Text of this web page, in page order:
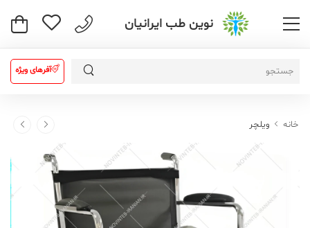
نوین طب ایرانیان
آفرهای ویژه
خانه ویلچر